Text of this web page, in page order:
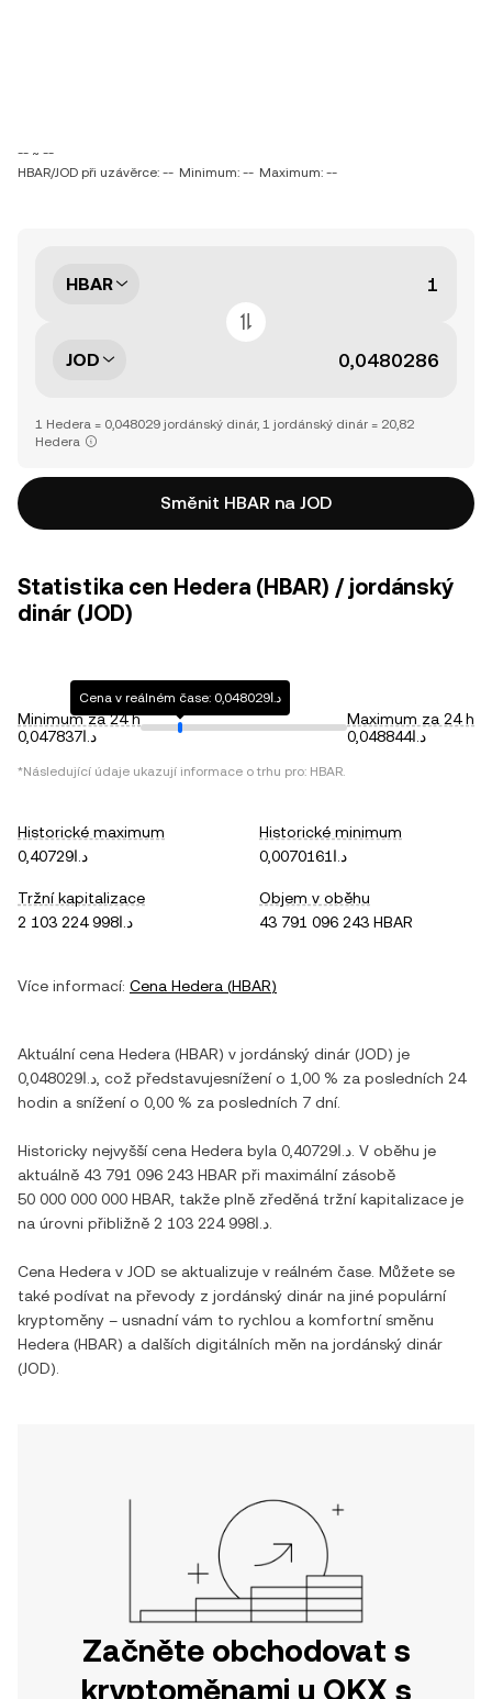
-- ~ --
HBAR/JOD při uzávěrce: -- Minimum: -- Maximum: --
HBAR
JOD
1 Hedera = 0,048029 jordánský dinár, 1 jordánský dinár = 20,82
Hedera
Směnit HBAR na JOD
Statistika cen Hedera (HBAR) / jordánský
dinár (JOD)
Minimum za 24 h
د.ا0,047837
Cena v reálném čase: د.ا0,048029
Maximum za 24 h
د.ا0,048844
*Následující údaje ukazují informace o trhu pro: HBAR.
Historické maximum
د.ا0,40729
Historické minimum
د.ا0,0070161
Tržní kapitalizace
د.ا2 103 224 998
Objem v oběhu
43 791 096 243 HBAR
Více informací: Cena Hedera (HBAR)
Aktuální cena Hedera (HBAR) v jordánský dinár (JOD) je
د.ا0,048029 , což představujesníženío 1,00 % za posledních 24
hodin a sníženío 0,00 % za posledních 7 dní.
Historicky nejvyšší cena Hedera byla د.ا0,40729 . V oběhu je
aktuálně 43 791 096 243 HBAR při maximální zásobě
50 000 000 000 HBAR , takže plně zředěná tržní kapitalizace je
na úrovni přibližně
د.ا2 103 224 998
Cena Hedera v JOD se aktualizuje v reálném čase. Můžete se
také podívat na převody z jordánský dinár na jiné populární
kryptoměny – usnadní vám to rychlou a komfortní směnu
Hedera (HBAR) a dalších digitálních měn na jordánský dinár
(JOD).
Začněte obchodovat s
kryptoměnami u OKX s